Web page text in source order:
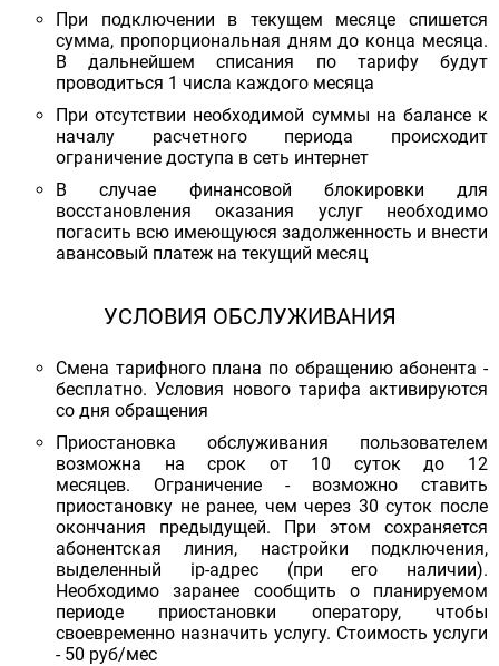
При подключении в текущем месяце спишется
сумма, пропорциональная дням до конца месяца.
В дальнейшем списания по тарифу будут
проводиться 1 числа каждого месяца
При отсутствии необходимой суммы на балансе к
началу расчетного периода происходит
ограничение доступа в сеть интернет
В случае финансовой блокировки для
восстановления оказания услуг необходимо
погасить всю имеющуюся задолженность и внести
авансовый платеж на текущий месяц
УСЛОВИЯ ОБСЛУЖИВАНИЯ
Смена тарифного плана по обращению абонента -
бесплатно. Условия нового тарифа активируются
со дня обращения
Приостановка обслуживания пользователем
возможна на срок от 10 суток до 12
месяцев. Ограничение - возможно ставить
приостановку не ранее, чем через 30 суток после
окончания предыдущей. При этом сохраняется
абонентская линия, настройки подключения,
выделенный ip-адрес (при его наличии).
Необходимо заранее сообщить о планируемом
периоде приостановки оператору, чтобы
своевременно назначить услугу. Стоимость услуги
- 50 руб/мес